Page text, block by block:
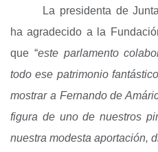
La presidenta de
ha agradecido a la
que “este parlamento
todo ese patrimonio
mostrar a Fernando de
figura de uno de nuestros
nuestra modesta aportación,